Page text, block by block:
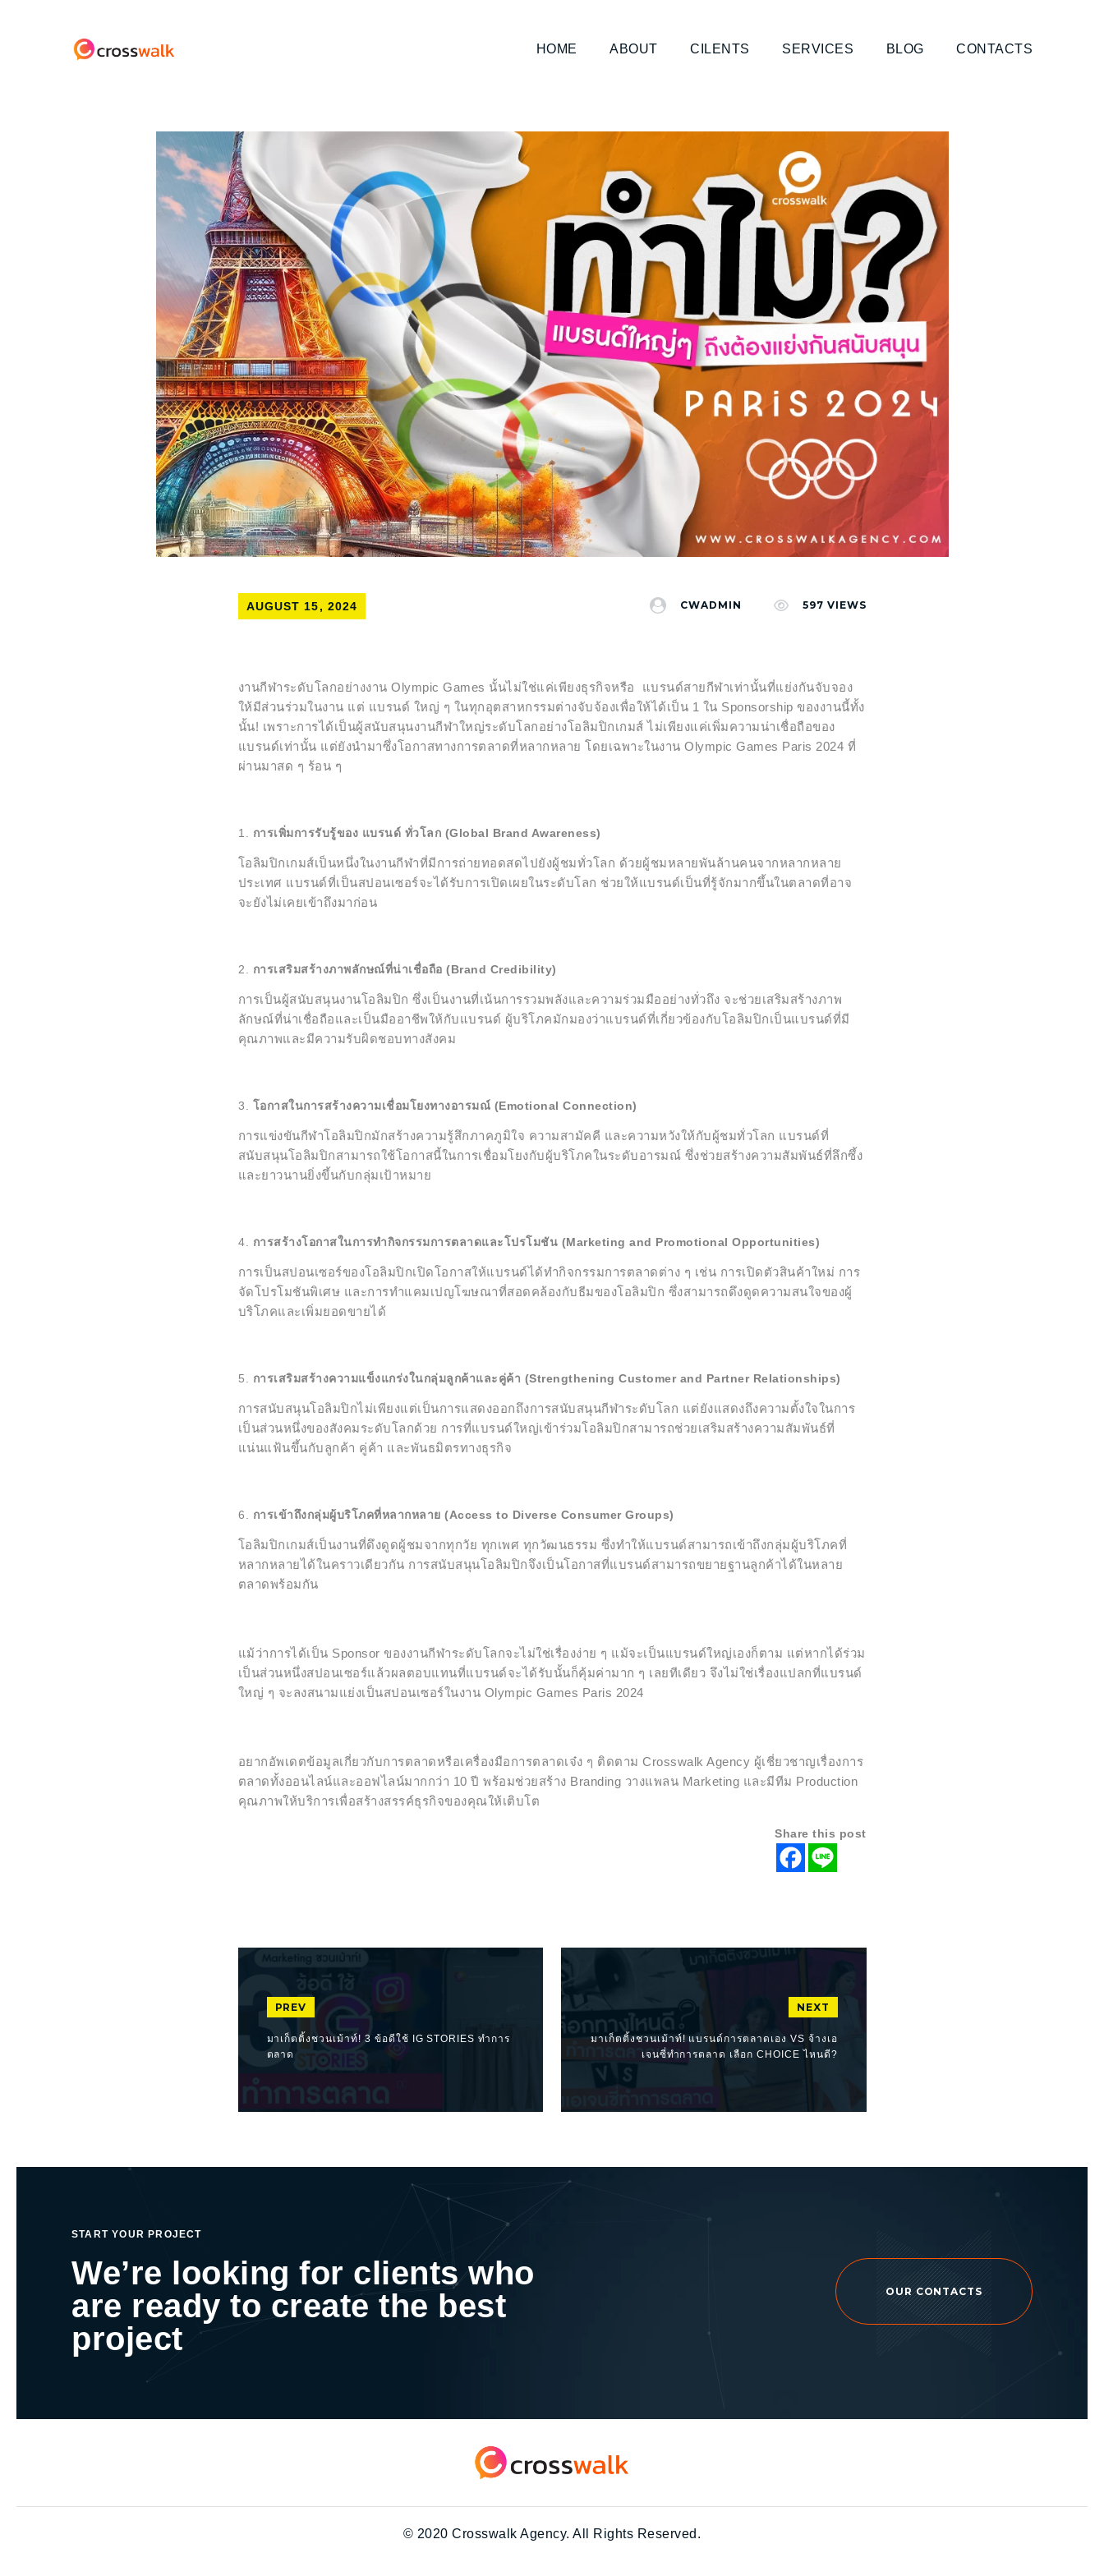
HOME ABOUT CILENTS SERVICES BLOG CONTACTS
AUGUST 15, 2024 CWADMIN 597 VIEWS
งานกีฬาระดับโลกอย่างงาน Olympic Games นั้นไม่ใช่แค่เพียงธุรกิจหรือ แบรนด์สายกีฬาเท่านั้นที่แย่งกันจับจอง
ให้มีส่วนร่วมในงาน แต่ แบรนด์ ใหญ่ ๆ ในทุกอุตสาหกรรมต่างจับจ้องเพื่อให้ได้เป็น 1 ใน Sponsorship ของงานนี้ทั้ง
นั้น! เพราะการได้เป็นผู้สนับสนุนงานกีฬาใหญ่ระดับโลกอย่างโอลิมปิกเกมส์ ไม่เพียงแค่เพิ่มความน่าเชื่อถือของ
แบรนด์เท่านั้น แต่ยังนำมาซึ่งโอกาสทางการตลาดที่หลากหลาย โดยเฉพาะในงาน Olympic Games Paris 2024 ที่
ผ่านมาสด ๆ ร้อน ๆ
การเพิ่มการรับรู้ของ แบรนด์ ทั่วโลก (Global Brand Awareness)
โอลิมปิกเกมส์เป็นหนึ่งในงานกีฬาที่มีการถ่ายทอดสดไปยังผู้ชมทั่วโลก ด้วยผู้ชมหลายพันล้านคนจากหลากหลาย
ประเทศ แบรนด์ที่เป็นสปอนเซอร์จะได้รับการเปิดเผยในระดับโลก ช่วยให้แบรนด์เป็นที่รู้จักมากขึ้นในตลาดที่อาจ
จะยังไม่เคยเข้าถึงมาก่อน
การเสริมสร้างภาพลักษณ์ที่น่าเชื่อถือ (Brand Credibility)
การเป็นผู้สนับสนุนงานโอลิมปิก ซึ่งเป็นงานที่เน้นการรวมพลังและความร่วมมืออย่างทั่วถึง จะช่วยเสริมสร้างภาพ
ลักษณ์ที่น่าเชื่อถือและเป็นมืออาชีพให้กับแบรนด์ ผู้บริโภคมักมองว่าแบรนด์ที่เกี่ยวข้องกับโอลิมปิกเป็นแบรนด์ที่มี
คุณภาพและมีความรับผิดชอบทางสังคม
โอกาสในการสร้างความเชื่อมโยงทางอารมณ์ (Emotional Connection)
การแข่งขันกีฬาโอลิมปิกมักสร้างความรู้สึกภาคภูมิใจ ความสามัคคี และความหวังให้กับผู้ชมทั่วโลก แบรนด์ที่
สนับสนุนโอลิมปิกสามารถใช้โอกาสนี้ในการเชื่อมโยงกับผู้บริโภคในระดับอารมณ์ ซึ่งช่วยสร้างความสัมพันธ์ที่ลึกซึ้ง
และยาวนานยิ่งขึ้นกับกลุ่มเป้าหมาย
การสร้างโอกาสในการทำกิจกรรมการตลาดและโปรโมชัน (Marketing and Promotional Opportunities)
การเป็นสปอนเซอร์ของโอลิมปิกเปิดโอกาสให้แบรนด์ได้ทำกิจกรรมการตลาดต่าง ๆ เช่น การเปิดตัวสินค้าใหม่ การ
จัดโปรโมชันพิเศษ และการทำแคมเปญโฆษณาที่สอดคล้องกับธีมของโอลิมปิก ซึ่งสามารถดึงดูดความสนใจของผู้
บริโภคและเพิ่มยอดขายได้
การเสริมสร้างความแข็งแกร่งในกลุ่มลูกค้าและคู่ค้า (Strengthening Customer and Partner Relationships)
การสนับสนุนโอลิมปิกไม่เพียงแต่เป็นการแสดงออกถึงการสนับสนุนกีฬาระดับโลก แต่ยังแสดงถึงความตั้งใจในการ
เป็นส่วนหนึ่งของสังคมระดับโลกด้วย การที่แบรนด์ใหญ่เข้าร่วมโอลิมปิกสามารถช่วยเสริมสร้างความสัมพันธ์ที่
แน่นแฟ้นขึ้นกับลูกค้า คู่ค้า และพันธมิตรทางธุรกิจ
การเข้าถึงกลุ่มผู้บริโภคที่หลากหลาย (Access to Diverse Consumer Groups)
โอลิมปิกเกมส์เป็นงานที่ดึงดูดผู้ชมจากทุกวัย ทุกเพศ ทุกวัฒนธรรม ซึ่งทำให้แบรนด์สามารถเข้าถึงกลุ่มผู้บริโภคที่
หลากหลายได้ในคราวเดียวกัน การสนับสนุนโอลิมปิกจึงเป็นโอกาสที่แบรนด์สามารถขยายฐานลูกค้าได้ในหลาย
ตลาดพร้อมกัน
แม้ว่าการได้เป็น Sponsor ของงานกีฬาระดับโลกจะไม่ใช่เรื่องง่าย ๆ แม้จะเป็นแบรนด์ใหญ่เองก็ตาม แต่หากได้ร่วม
เป็นส่วนหนึ่งสปอนเซอร์แล้วผลตอบแทนที่แบรนด์จะได้รับนั้นก็คุ้มค่ามาก ๆ เลยทีเดียว จึงไม่ใช่เรื่องแปลกที่แบรนด์
ใหญ่ ๆ จะลงสนามแย่งเป็นสปอนเซอร์ในงาน Olympic Games Paris 2024
อยากอัพเดตข้อมูลเกี่ยวกับการตลาดหรือเครื่องมือการตลาดเจ๋ง ๆ ติดตาม Crosswalk Agency ผู้เชี่ยวชาญเรื่องการ
ตลาดทั้งออนไลน์และออฟไลน์มากกว่า 10 ปี พร้อมช่วยสร้าง Branding วางแพลน Marketing และมีทีม Production
คุณภาพให้บริการเพื่อสร้างสรรค์ธุรกิจของคุณให้เติบโต
Share this post
PREV
มาเก็ตติ้งชวนเม้าท์! 3 ข้อดีใช้ IG STORIES ทำการ
ตลาด
NEXT
มาเก็ตติ้งชวนเม้าท์! แบรนด์การตลาดเอง VS จ้างเอ
เจนซี่ทำการตลาด เลือก CHOICE ไหนดี?
START YOUR PROJECT
We’re looking for clients who
are ready to create the best
project
OUR CONTACTS
© 2020 Crosswalk Agency. All Rights Reserved.